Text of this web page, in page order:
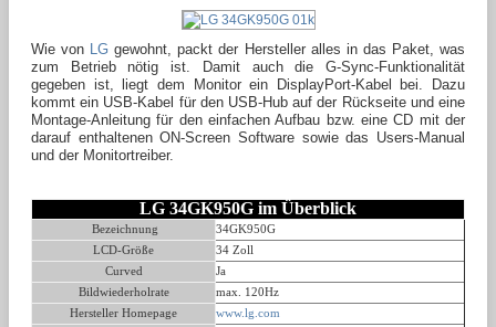
Wie von LG gewohnt, packt der Hersteller alles in das Paket, was
zum Betrieb nötig ist. Damit auch die G-Sync-Funktionalität
gegeben ist, liegt dem Monitor ein DisplayPort-Kabel bei. Dazu
kommt ein USB-Kabel für den USB-Hub auf der Rückseite und eine
Montage-Anleitung für den einfachen Aufbau bzw. eine CD mit der
darauf enthaltenen ON-Screen Software sowie das Users-Manual
und der Monitortreiber.
LG 34GK950G im Überblick
Bezeichnung
34GK950G
LCD-Größe
34 Zoll
Curved
Ja
Bildwiederholrate
max. 120Hz
Hersteller Homepage
www.lg.com